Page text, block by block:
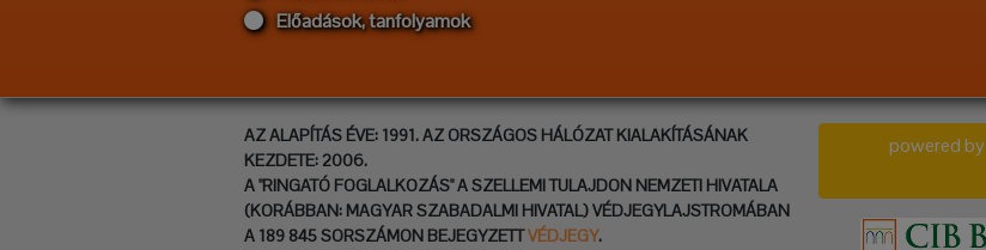
Előadások, tanfolyamok
AZ ALAPÍTÁS ÉVE: 1991. AZ ORSZÁGOS HÁLÓZAT KIALAKÍTÁSÁNAK
KEZDETE: 2006.
A "RINGATÓ FOGLALKOZÁS" A SZELLEMI TULAJDON NEMZETI HIVATALA
(KORÁBBAN: MAGYAR SZABADALMI HIVATAL) VÉDJEGYLAJSTROMÁBAN
A 189 845 SORSZÁMON BEJEGYZETTVÉDJEGY.
powered by